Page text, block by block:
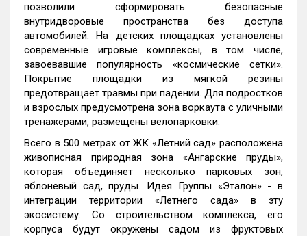
позволили сформировать безопасные
внутридворовые пространства без доступа
автомобилей. На детских площадках установлены
современные игровые комплексы, в том числе,
завоевавшие популярность «космические сетки».
Покрытие площадки из мягкой резины
предотвращает травмы при падении. Для подростков
и взрослых предусмотрена зона воркаута с уличными
тренажерами, размещены велопарковки.
Всего в 500 метрах от ЖК «Летний сад» расположена
живописная природная зона «Ангарские пруды»,
которая объединяет несколько парковых зон,
яблоневый сад, пруды. Идея Группы «Эталон» - в
интеграции территории «Летнего сада» в эту
экосистему. Со строительством комплекса, его
корпуса будут окружены садом из фруктовых